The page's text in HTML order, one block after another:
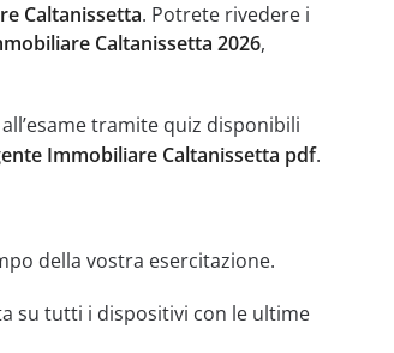
Caltanissetta. Potrete rivedere i
Caltanissetta 2026,
tramite quiz disponibili
Immobiliare Caltanissetta pdf.
della vostra esercitazione.
su tutti i dispositivi con le ultime